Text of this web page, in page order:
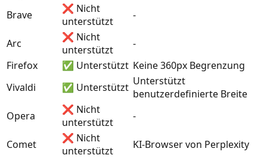
Brave
❌ Nicht
unterstützt
-
Arc
❌ Nicht
unterstützt
-
Firefox
✅ Unterstützt Keine 360px Begrenzung
Vivaldi
✅ Unterstützt Unterstützt
benutzerdefinierte Breite
Opera
❌ Nicht
unterstützt
-
Comet
❌ Nicht
unterstützt
KI-Browser von Perplexity